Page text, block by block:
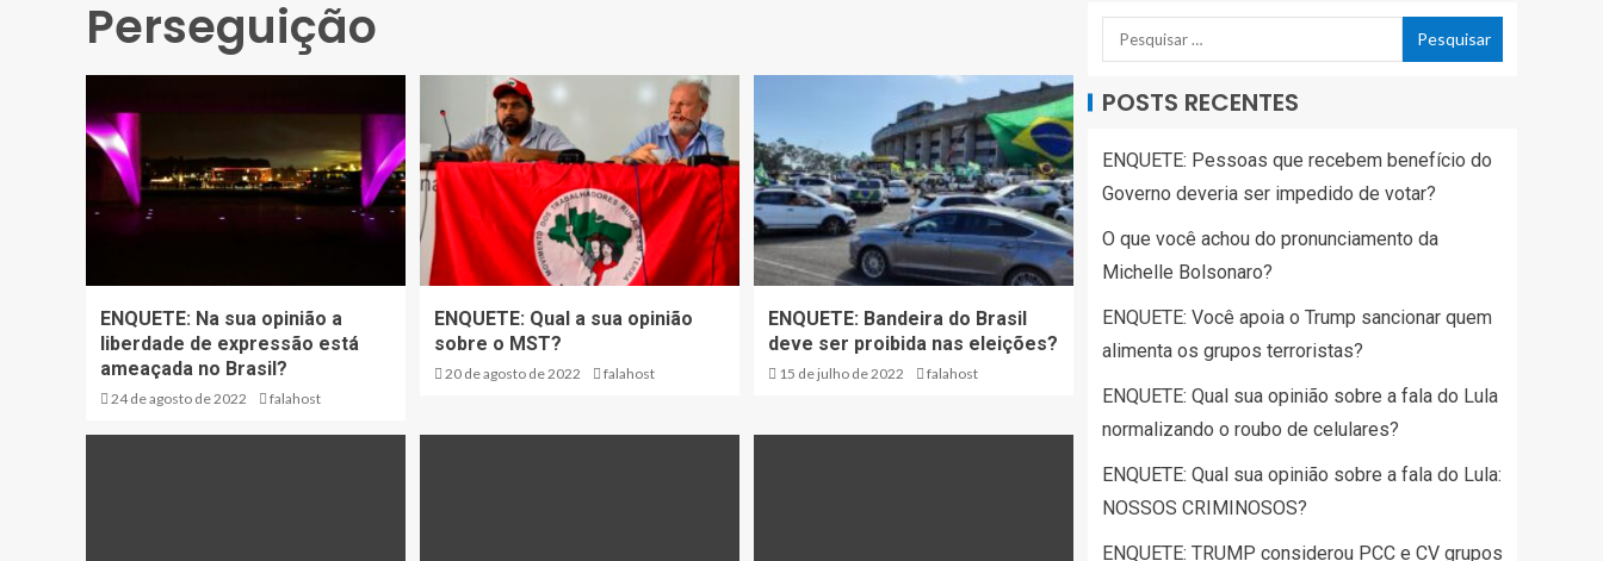
Perseguição
ENQUETE: Na sua opinião a
liberdade de expressão está
ameaçada no Brasil?
24 de agosto de 2022 falahost
ENQUETE: Qual a sua opinião
sobre o MST?
20 de agosto de 2022 falahost
ENQUETE: Bandeira do Brasil
deve ser proibida nas eleições?
15 de julho de 2022 falahost
POSTS RECENTES
ENQUETE: Pessoas que recebem benefício do
Governo deveria ser impedido de votar?
O que você achou do pronunciamento da
Michelle Bolsonaro?
ENQUETE: Você apoia o Trump sancionar quem
alimenta os grupos terroristas?
ENQUETE: Qual sua opinião sobre a fala do Lula
normalizando o roubo de celulares?
ENQUETE: Qual sua opinião sobre a fala do Lula:
NOSSOS CRIMINOSOS?
ENQUETE: TRUMP considerou PCC e CV grupos